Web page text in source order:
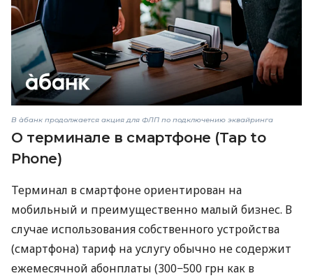
В àбанк продолжается акция для ФЛП по подключению эквайринга
О терминале в смартфоне (Tap to
Phone)
Терминал в смартфоне ориентирован на
мобильный и преимущественно малый бизнес. В
случае использования собственного устройства
(смартфона) тариф на услугу обычно не содержит
ежемесячной абонплаты (300−500 грн как в